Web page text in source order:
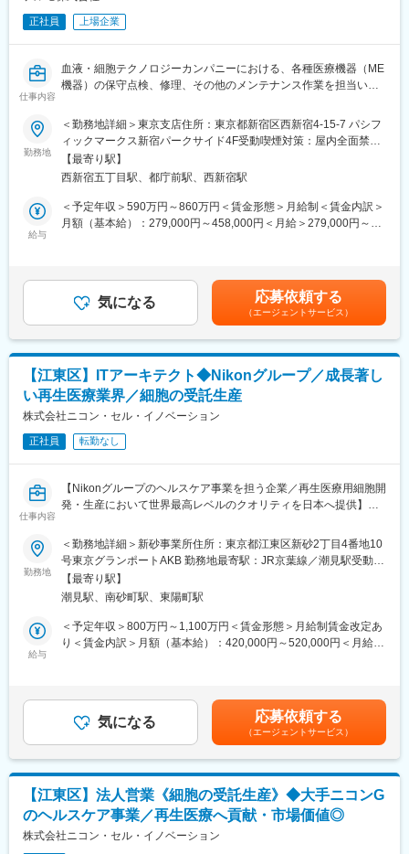
【業務の魅力】
■世界最大手のLonza社との業務提携契約により、グローバルスタ
ンダードの品質及び生産システムが利用可能で、幅広い知識が養
えます。（日本最大級のGCTP／GMP準拠生産設備）
■Nikonグループとして今後より一層注力していくヘルスケア領域
にて、再生医療事業の更なる拡大に寄与できます。
能です。
■再生医療における国内最大規模のGMP施設を保有しています。
【同社について】
ら100％出資によって2015年に設立し、細胞培養世界最大手の
Lonza社と提携し当事業を手掛けています。ニコン出資子会社と
ノウハウを組み合わせ、将来的にさらなる高品質の細胞を提供し
ます。既に複数の受託案件に取り組んでいる他、今後も受託件
数・製造量共に大幅な増加を見込んでおり、拡大フェーズにあり
ますが、より一層、日本に信頼性の高い再生医療用細胞受託開
発・製造のインフラを構築し、世界最高レベルの再生医療用細
胞、遺伝子治療用細胞を日本のお客様に提供することが当社最大
のミッションです。
変更の範囲：会社の定める業務
正社員 上場企業
仕事内容
血液・細胞テクノロジーカンパニーにおける、各種医療機器（ME
機器）の保守点検、修理、その他のメンテナンス作業を担当いた
けになります。
◇仕事内容
・現地および電話、メール等で商品やメンテナンス情報の提供。
・装置ログの排出及び記録保管及び記録データの解析、故障診断
等の実施
・顧客との円滑なコミュニケーションによる、ブランドの向上。
渉
・機器とシステム間の情報通信設定の作業及びその保守。
部 テクニカルサービスグループ 東日本エリアの東京支店（新宿）
です。
・メンバー約5名で、キャリア入社者も在籍しています。
・東京支店は東北、関東甲信越、東海北陸を管轄しています。今
回は関東甲信越エリアを担当いただく想定です。
・出張頻度は2～3日/月、宿泊を伴う場合もあります。
・残業時間は10～20時間/月、土日出勤は年数回程度です。
◇仕事魅力
・医療を支える社会貢献性の高い仕事でありながら、最先端技術
現できるポジションです。
・マネージャーや本部スタッフへのキャリアパスがあり、将来的
に組織運営を担う人材を目指せます。
1921年創業「医療を通じて社会に貢献する」を企業理念とし、売
上高1兆1,319億円／（2026年3月）、グローバル売上比率77％、
掲げ、医療課題への革新的かつ包括的なソリューションを提供す
ることで、社会価値の創造に貢献し企業価値の最大化を目指しま
す
変更の範囲：会社の定める業務
勤務地
＜勤務地詳細＞東京支店住所：東京都新宿区西新宿4-15-7 パシフ
ィックマークス新宿パークサイド4F受動喫煙対策：屋内全面禁煙
変更の範囲：会社の定める事業所
【最寄り駅】
西新宿五丁目駅、都庁前駅、西新宿駅
給与
＜予定年収＞590万円～860万円＜賃金形態＞月給制＜賃金内訳＞
月額（基本給）：279,000円～458,000円＜月給＞279,000円～
格あり（年1回）■職位：一般職賃金はあくまでも目安の金額であ
り、選考を通じて上下する可能性があります。月給(月額)は固定手
当を含めた表記です。
気になる 応募依頼する
（エージェントサービス）
【江東区】ITアーキテクト◆Nikonグループ／成長著し
い再生医療業界／細胞の受託生産
株式会社ニコン・セル・イノベーション
正社員 転勤なし
仕事内容
【Nikonグループのヘルスケア事業を担う企業／再生医療用細胞開
発・生産において世界最高レベルのクオリティを日本へ提供】
【業務概要】
再生医療受託製造の拡大に伴い、ビジネス基盤となるシステム設
計から運用までを統括いただきます。顧客やベンダー等とのコミ
ュニケーションを通じて、事業推進に必要なITシステム全域での
課題・対策を整理し、経営資源の最適化を前提に、アーキテクチ
ャの設計及びアプリケーションやインフラのコンポーネント定義
を担当いただきます。
■医薬品製造業におけるアプリケーション・インフラのアーキテク
チャ構築・コンポーネント定義
顧客ニーズをふまえ、アプリケーション・インフラ含めたIT全体
ら、最適なアーキテクチャ構築・コンポーネント定義を進めてい
ただきます。
※当社はニコングループの一員として、親会社であるニコンのIT基
盤を活用しています。
勤務地
＜勤務地詳細＞新砂事業所住所：東京都江東区新砂2丁目4番地10
号東京グランポートAKB 勤務地最寄駅：JR京葉線／潮見駅受動喫
煙対策：屋内全面禁煙変更の範囲：会社の定める事業所
【最寄り駅】
潮見駅、南砂町駅、東陽町駅
給与
＜予定年収＞800万円～1,100万円＜賃金形態＞月給制賃金改定あ
り＜賃金内訳＞月額（基本給）：420,000円～520,000円＜月給＞
されます。(例：課長職5万)賃金はあくまでも目安の金額であり、
選考を通じて上下する可能性があります。月給(月額)は固定手当を
含めた表記です。
気になる 応募依頼する
（エージェントサービス）
【江東区】法人営業《細胞の受託生産》◆大手ニコンG
のヘルスケア事業／再生医療へ貢献・市場価値◎
株式会社ニコン・セル・イノベーション